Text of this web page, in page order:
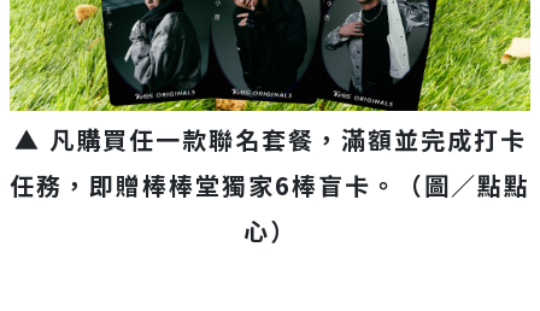
▲ 凡購買任一款聯名套餐，滿額並完成打卡
任務，即贈棒棒堂獨家6棒盲卡。
（圖／點點
心）